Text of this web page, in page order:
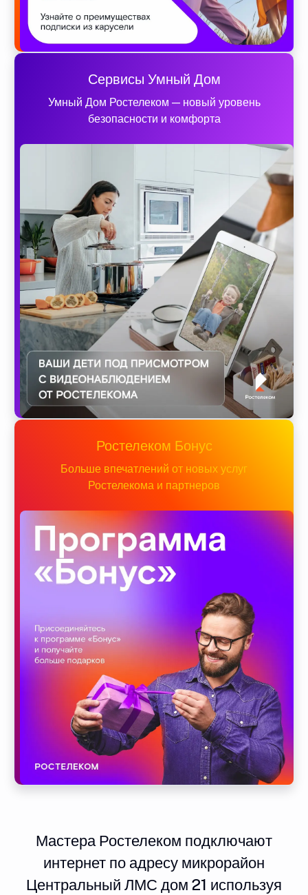
Сервисы Умный Дом
Умный Дом Ростелеком — новый уровень
безопасности и комфорта
Ростелеком Бонус
Больше впечатлений от новых услуг
Ростелекома и партнеров
Мастера Ростелеком подключают
интернет по адресу микрорайон
Центральный ЛМС дом 21 используя